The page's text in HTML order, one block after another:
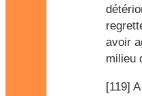
avoir
milieu
[119]